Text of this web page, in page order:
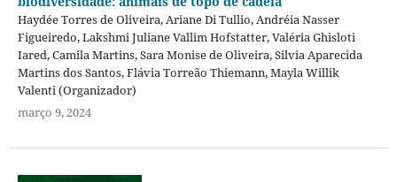
Haydée Torres de Oliveira, Ariane Di Tullio, Andréia Nasser
Figueiredo, Lakshmi Juliane Vallim Hofstatter, Valéria Ghisloti
Iared, Camila Martins, Sara Monise de Oliveira, Silvia Aparecida
Martins dos Santos, Flávia Torreão Thiemann, Mayla Willik
Valenti (Organizador)
março 9, 2024